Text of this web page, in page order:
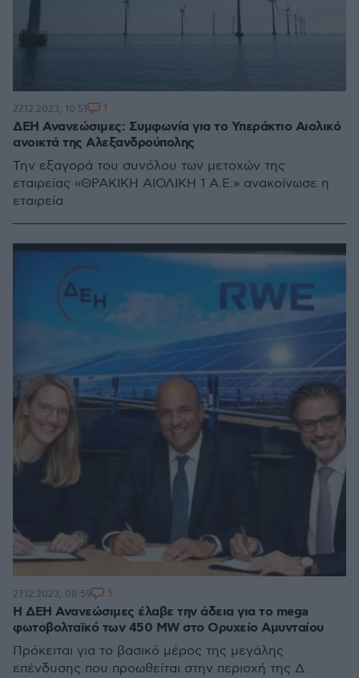
ΔΕΗ Ανανεώσιμες: Συμφωνία για το Υπεράκτιο Αιολικό
ανοικτά της Αλεξανδρούπολης
Την εξαγορά του συνόλου των μετοχών της
εταιρείας «ΘΡΑΚΙΚΗ ΑΙΟΛΙΚΗ 1 Α.Ε.» ανακοίνωσε η
εταιρεία
27.12.2023, 10:51 1
H ΔΕΗ Ανανεώσιμες έλαβε την άδεια για το mega
φωτοβολταϊκό των 450 MW στο Ορυχείο Αμυνταίου
Πρόκειται για το βασικό μέρος της μεγάλης
επένδυσης που προωθείται στην περιοχή της Δ.
27.12.2023, 08:59 5